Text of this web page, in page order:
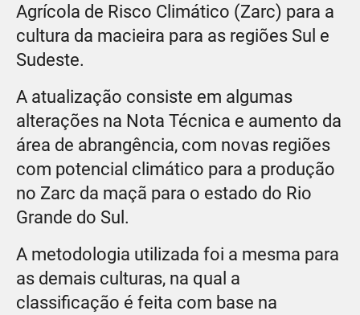
Agrícola de Risco Climático (Zarc) para a
cultura da macieira para as regiões Sul e
Sudeste.
A atualização consiste em algumas
alterações na Nota Técnica e aumento da
área de abrangência, com novas regiões
com potencial climático para a produção
no Zarc da maçã para o estado do Rio
Grande do Sul.
A metodologia utilizada foi a mesma para
as demais culturas, na qual a
classiﬁcação é feita com base na